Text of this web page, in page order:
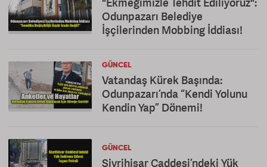
Odunpazarı Belediye
İşçilerinden Mobbing İddiası!
GÜNCEL
Vatandaş Kürek Başında:
Odunpazarı’nda “Kendi Yolunu
Kendin Yap” Dönemi!
GÜNCEL
Sivrihisar Caddesi’ndeki Yük